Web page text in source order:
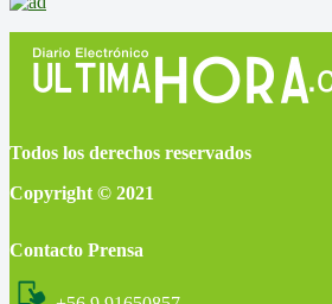
Todos los derechos reservados
Copyright © 2021
Contacto Prensa